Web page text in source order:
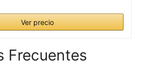
Ver precio
Frecuentes